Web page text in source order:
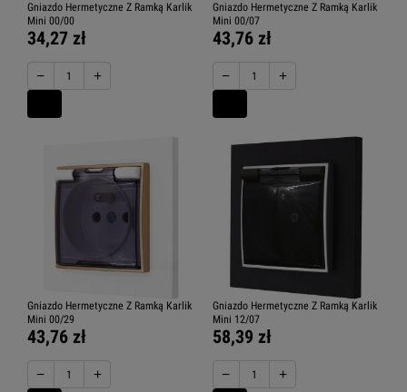
Gniazdo Hermetyczne Z Ramką Karlik
Mini 00/00
34,27 zł
− +
Gniazdo Hermetyczne Z Ramką Karlik
Mini 00/07
43,76 zł
− +
Gniazdo Hermetyczne Z Ramką Karlik
Mini 00/29
43,76 zł
− +
Gniazdo Hermetyczne Z Ramką Karlik
Mini 12/07
58,39 zł
− +